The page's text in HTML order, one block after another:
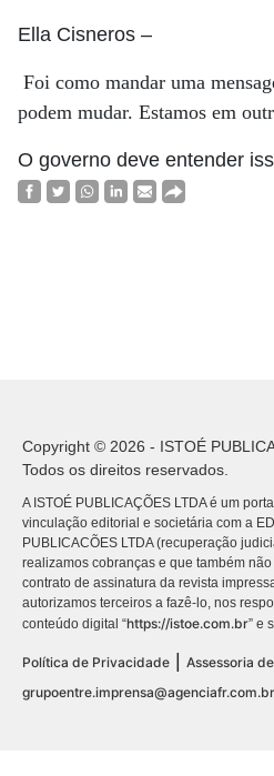
Ella Cisneros –
Foi como mandar uma
podem mudar. Estamos em
O governo deve entender
Copyright © 2026 - ISTOÉ
Todos os direitos reservados.
A ISTOÉ PUBLICAÇÕES LTDA é um
vinculação editorial e societária com a
PUBLICACÕES LTDA (recuperação
realizamos cobranças e que também
contrato de assinatura da revista
autorizamos terceiros a fazê-lo, nos
conteúdo digital “https://istoe.com.br” e
Política de Privacidade
Assessoria
grupoentre.imprensa@agenciafr.com.br